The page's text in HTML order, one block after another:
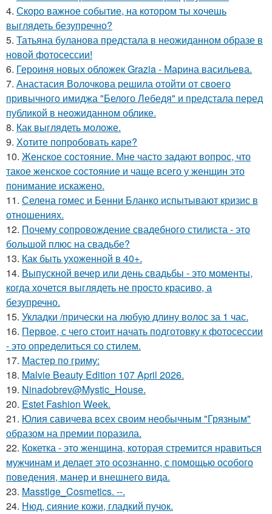
4. Скоро важное событие, на котором ты хочешь
выглядеть безупречно?
5. Татьяна буланова предстала в неожиданном образе в
новой фотосессии!
6. Героиня новых обложек Grazia - Марина васильева.
7. Анастасия Волочкова решила отойти от своего
привычного имиджа "Белого Лебедя" и предстала перед
публикой в неожиданном облике.
8. Как выглядеть моложе.
9. Хотите попробовать каре?
10. Женское состояние. Мне часто задают вопрос, что
такое женское состояние и чаще всего у женщин это
понимание искажено.
11. Селена гомес и Бенни Бланко испытывают кризис в
отношениях.
12. Почему сопровождение свадебного стилиста - это
большой плюс на свадьбе?
13. Как быть ухоженной в 40+.
14. Выпускной вечер или день свадьбы - это моменты,
когда хочется выглядеть не просто красиво, а
безупречно.
15. Укладки /прически на любую длину волос за 1 час.
16. Первое, с чего стоит начать подготовку к фотосессии
- это определиться со стилем.
17. Мастер по гриму:
18. Malvie Beauty Edition 107 April 2026.
19. Ninadobrev@Mystic_House.
20. Estet Fashion Week.
21. Юлия савичева всех своим необычным "Грязным"
образом на премии поразила.
22. Кокетка - это женщина, которая стремится нравиться
мужчинам и делает это осознанно, с помощью особого
поведения, манер и внешнего вида.
23. Masstige_Cosmetics. --.
24. Нюд, сияние кожи, гладкий пучок.